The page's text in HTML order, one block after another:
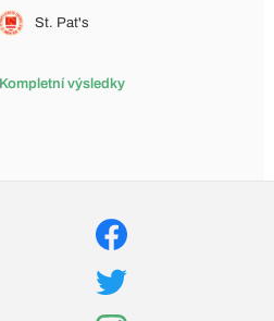
St. Pat's
Kompletní výsledky